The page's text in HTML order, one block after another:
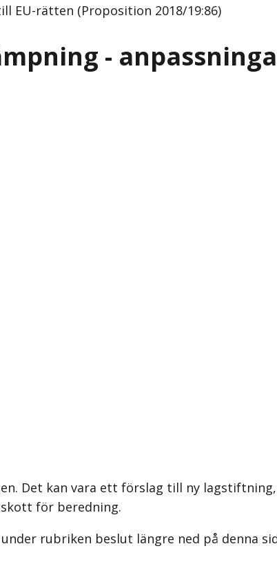
EU-rätten (Proposition 2018/19:86)
-
Det kan vara ett förslag till ny
för beredning.
rubriken beslut längre ned på denna